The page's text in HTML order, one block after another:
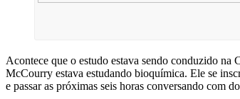
Acontece que o estudo estava sendo conduzido
McCourry estava estudando bioquímica. Ele se
e passar as próximas seis horas conversando com